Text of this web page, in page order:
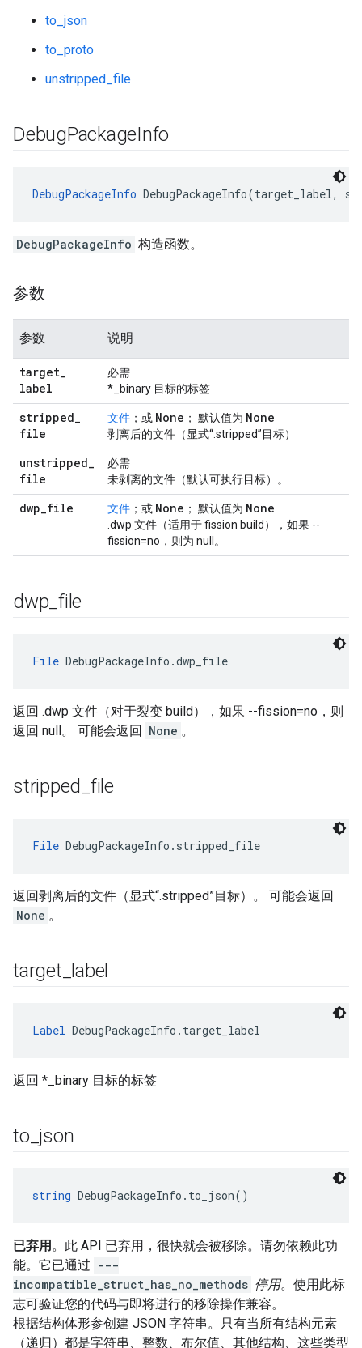
to_json
to_proto
unstripped_file
DebugPackageInfo
DebugPackageInfo DebugPackageInfo(target_label,
DebugPackageInfo 构造函数。
参数
参数 说明
target_
label
必需
*_binary 目标的标签
stripped_
file
文件 ；或 None ； 默认值为 None
剥离后的文件（显式“.stripped”目标）
unstripped_
file
必需
未剥离的文件（默认可执行目标）。
dwp_file 文件 ；或 None ； 默认值为 None
.dwp 文件（适用于 fission build），如果 --
fission=no，则为 null。
dwp _file
File DebugPackageInfo.dwp_file
返回 .dwp 文件（对于裂变 build），如果 --fission=no，则
返回 null。 可能会返回 None 。
stripped file
File DebugPackageInfo.stripped_file
返回剥离后的文件（显式“.stripped”目标）。 可能会返回
None 。
target label
Label DebugPackageInfo.target_label
返回 *_binary 目标的标签
to json
string DebugPackageInfo.to_json()
已弃用 。此 API 已弃用，很快就会被移除。请勿依赖此功
能。它已通过 ---
incompatible_struct_has_no_methods 停用。使用此标
志可验证您的代码与即将进行的移除操作兼容。
根据结构体形参创建 JSON 字符串。只有当所有结构元素
（递归）都是字符串、整数、布尔值、其他结构、这些类型